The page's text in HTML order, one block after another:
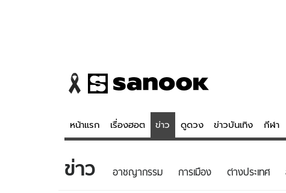
หน้าแรก เรื่องฮอต ข่าว ดูดวง ข่าวบันเทิง กีฬา
ข่าว ดูดวง - ตรว
ข่าว อาชญากรรม การเมือง ต่างประเทศ